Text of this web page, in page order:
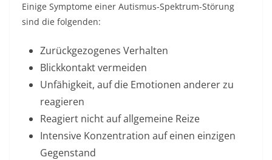
Einige Symptome einer Autismus-Spektrum-Störung
sind die folgenden:
Zurückgezogenes Verhalten
Blickkontakt vermeiden
Unfähigkeit, auf die Emotionen anderer zu
reagieren
Reagiert nicht auf allgemeine Reize
Intensive Konzentration auf einen einzigen
Gegenstand